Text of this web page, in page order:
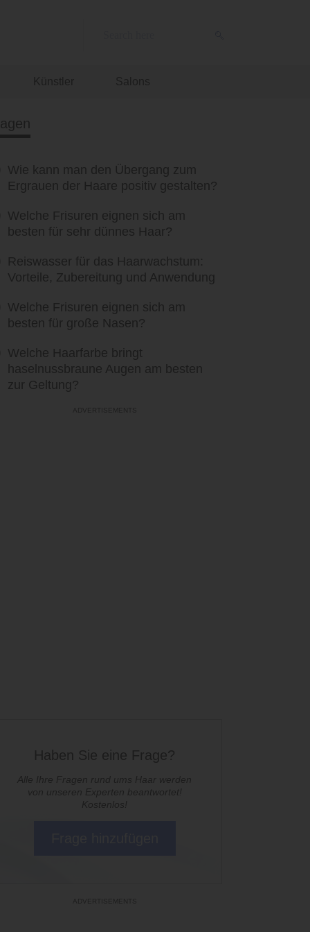
Wie kann man den Übergang zum
Ergrauen der Haare positiv gestalten?
Welche Frisuren eignen sich am
besten für sehr dünnes Haar?
Reiswasser für das Haarwachstum:
Vorteile, Zubereitung und Anwendung
Welche Frisuren eignen sich am
besten für große Nasen?
Welche Haarfarbe bringt
haselnussbraune Augen am besten
zur Geltung?
Haben Sie eine Frage?
Alle Ihre Fragen rund ums Haar werden
von unseren Experten beantwortet!
Kostenlos!